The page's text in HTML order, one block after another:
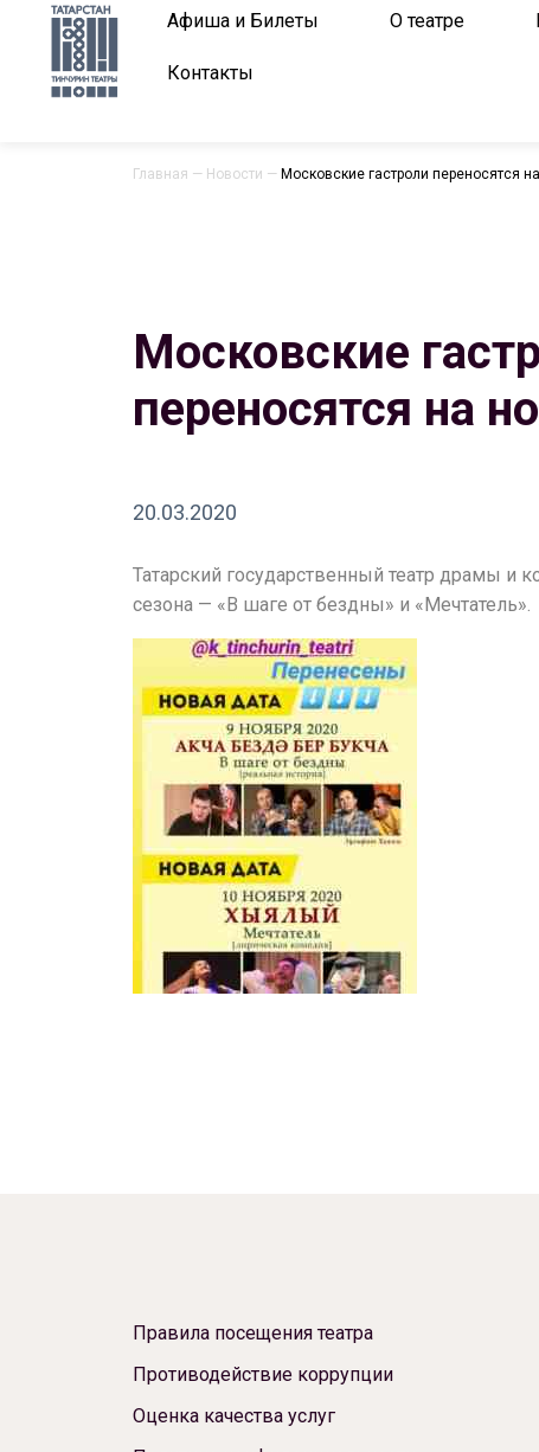
Афиша и Билеты О театре
Контакты
Главная — Новости — Московские гастроли переносятся
Московские
переносятся на
20.03.2020
Татарский государственный театр драмы
сезона — «В шаге от бездны» и «Мечтатель».
Правила посещения театра
Противодействие коррупции
Оценка качества услуг